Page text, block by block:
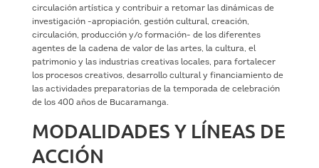
circulación artística y contribuir a retomar las dinámicas de
investigación -apropiación, gestión cultural, creación,
circulación, producción y/o formación- de los diferentes
agentes de la cadena de valor de las artes, la cultura, el
patrimonio y las industrias creativas locales, para fortalecer
los procesos creativos, desarrollo cultural y financiamiento de
las actividades preparatorias de la temporada de celebración
de los 400 años de Bucaramanga.
MODALIDADES Y LÍNEAS DE
ACCIÓN